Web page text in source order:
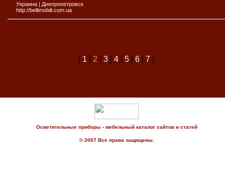
Украина | Днепропетровск
http://bellimobili.com.ua
1 2 3 4 5 6 7
Осветительные приборы - мебельный каталог сайтов и статей
© 2007 Все права защищены.